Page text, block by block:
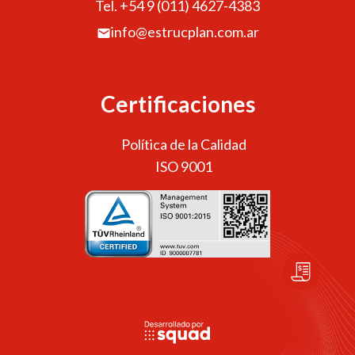
Tel. +54 9 (011) 4627-4383
info@estrucplan.com.ar
Certificaciones
Política de la Calidad
ISO 9001